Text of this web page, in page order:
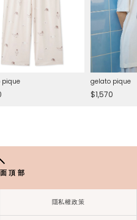
pique gelato pique
$1,570
頂部
隱私權政策